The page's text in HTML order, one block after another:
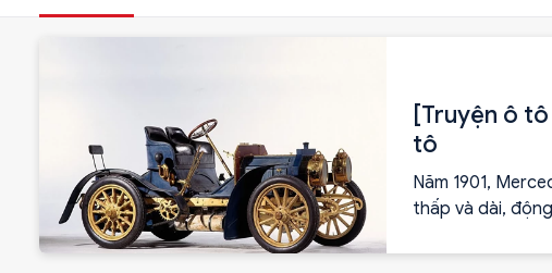
[Truyện ô
tô
Năm 1901,
thấp và dài,
mang hình hài